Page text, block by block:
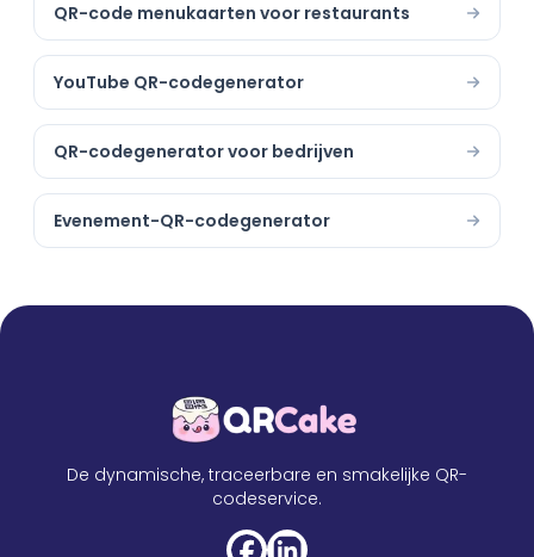
QR-code menukaarten voor restaurants
YouTube QR-codegenerator
QR-codegenerator voor bedrijven
Evenement-QR-codegenerator
De dynamische, traceerbare en smakelijke QR-
codeservice.